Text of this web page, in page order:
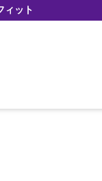
ィット